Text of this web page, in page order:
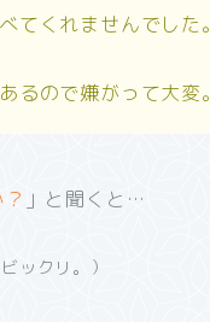
てくれませんでした。
るので嫌がって大変。
」と聞くと…
ックリ。）